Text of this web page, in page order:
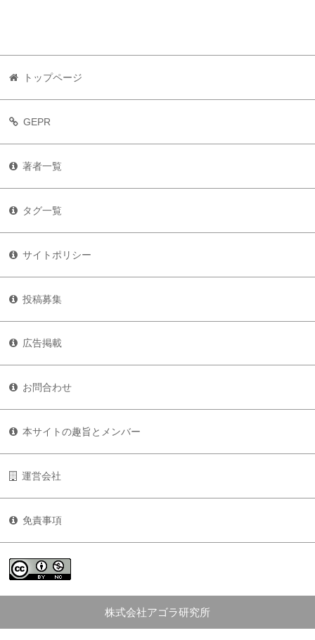
トップページ
GEPR
著者一覧
タグ一覧
サイトポリシー
投稿募集
広告掲載
お問合わせ
本サイトの趣旨とメンバー
運営会社
免責事項
株式会社アゴラ研究所